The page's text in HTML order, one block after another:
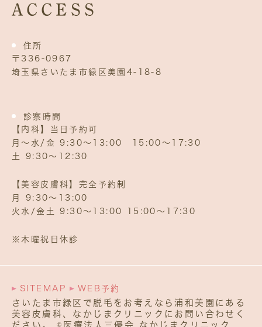
ACCESS
住所
〒336‐0967
埼玉県さいたま市緑区美園4‐18‐8
診察時間
【内科】当日予約可
月～水/金 9:30～13:00 15:00～17:30
土 9:30～12:30
【美容皮膚科】完全予約制
月 9:30〜13:00
火水/金土 9:30〜13:00 15:00〜17:30
※木曜祝日休診
SITEMAP WEB予約
さいたま市緑区で脱毛をお考えなら浦和美園にある
美容皮膚科、なかじまクリニックにお問い合わせく
ださい。 ©医療法人三優会 なかじまクリニック